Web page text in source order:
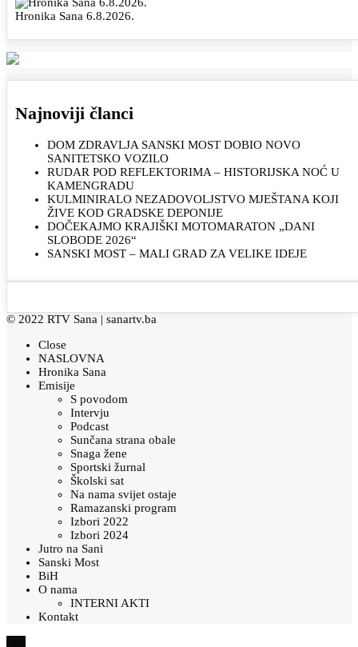
Hronika Sana 6.8.2026.
Najnoviji članci
DOM ZDRAVLJA SANSKI MOST DOBIO NOVO
SANITETSKO VOZILO
RUDAR POD REFLEKTORIMA – HISTORIJSKA NOĆ U
KAMENGRADU
KULMINIRALO NEZADOVOLJSTVO MJEŠTANA KOJI
ŽIVE KOD GRADSKE DEPONIJE
DOČEKAJMO KRAJIŠKI MOTOMARATON „DANI
SLOBODE 2026“
SANSKI MOST – MALI GRAD ZA VELIKE IDEJE
© 2022 RTV Sana | sanartv.ba
Close
NASLOVNA
Hronika Sana
Emisije
S povodom
Intervju
Podcast
Sunčana strana obale
Snaga žene
Sportski žurnal
Školski sat
Na nama svijet ostaje
Ramazanski program
Izbori 2022
Izbori 2024
Jutro na Sani
Sanski Most
BiH
O nama
INTERNI AKTI
Kontakt